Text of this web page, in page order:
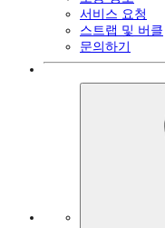
서비스 요청
스트랩 및 버클
문의하기